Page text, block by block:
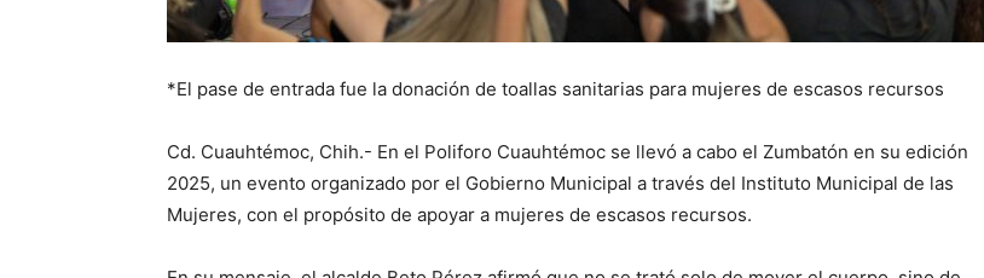
*El pase de entrada fue la donación de toallas sanitarias para mujeres de escasos recursos
Cd. Cuauhtémoc, Chih.- En el Poliforo Cuauhtémoc se llevó a cabo el Zumbatón en su edición
2025, un evento organizado por el Gobierno Municipal a través del Instituto Municipal de las
Mujeres, con el propósito de apoyar a mujeres de escasos recursos.